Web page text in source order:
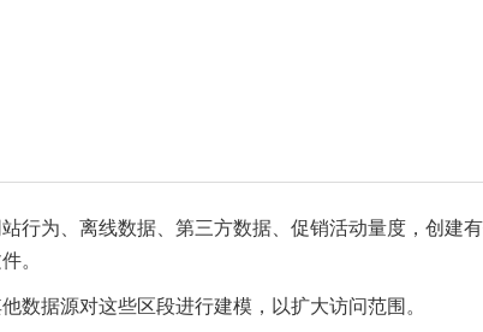
行为、离线数据、第三方数据、促销活动量度，创建
。
数据源对这些区段进行建模，以扩大访问范围。